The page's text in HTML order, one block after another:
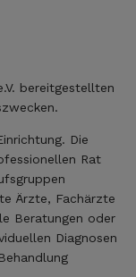
bereitgestellten
Die
Rat
Ärzte, Fachärzte
Beratungen oder
Diagnosen